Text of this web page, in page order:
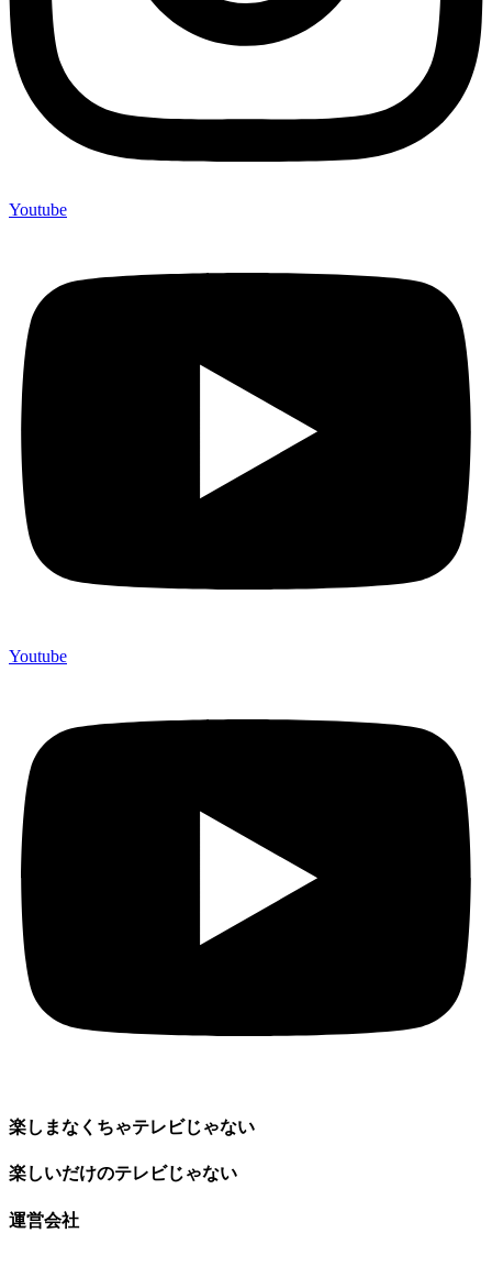
Youtube
Youtube
楽しまなくちゃテレビじゃない
楽しいだけのテレビじゃない
運営会社